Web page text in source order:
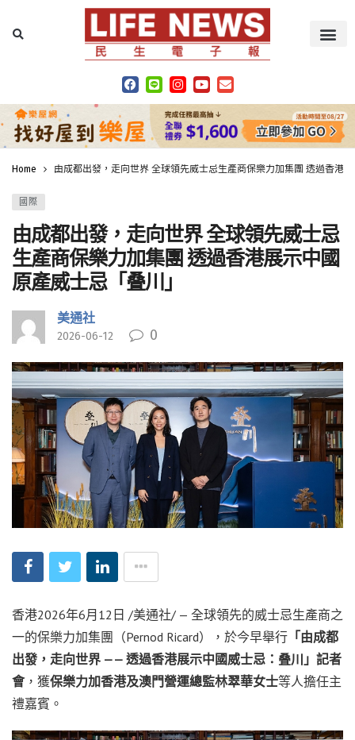
Home 由成都出發，走向世界 全球領先威士忌生產商保樂力加集團 透過香港
國際
由成都出發，走向世界 全球領先威士忌
生產商保樂力加集團 透過香港展示中國
原產威士忌「叠川」
美通社
2026-06-12 0
香港2026年6月12日 /美通社/ — 全球領先的威士忌生產商之
一的保樂力加集團（Pernod Ricard），於今早舉行 「由成都
出發，走向世界 —— 透過香港展示中國威士忌：叠川」記者
會，獲保樂力加香港及澳門營運總監林翠華女士等人擔任主
禮嘉賓。